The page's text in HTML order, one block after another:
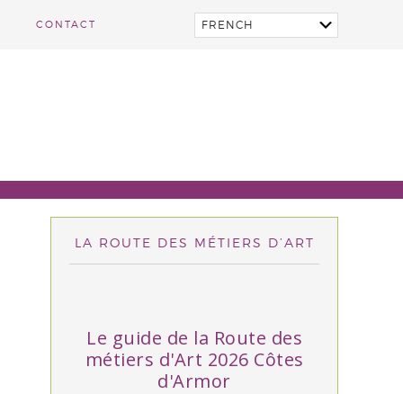
CONTACT
LA ROUTE DES MÉTIERS D’ART
Le guide de la Route des
métiers d'Art 2026 Côtes
d'Armor